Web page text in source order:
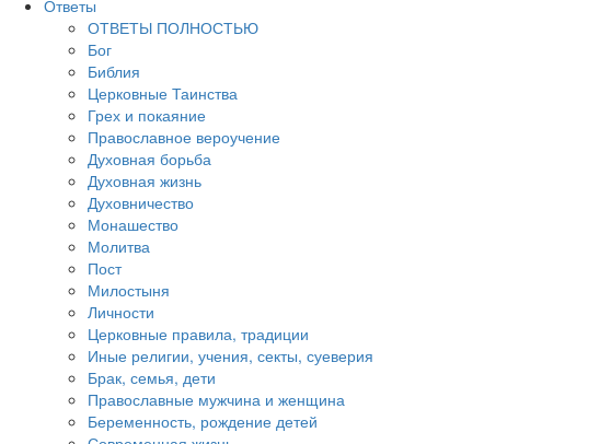
Ответы
ОТВЕТЫ ПОЛНОСТЬЮ
Бог
Библия
Церковные Таинства
Грех и покаяние
Православное вероучение
Духовная борьба
Духовная жизнь
Духовничество
Монашество
Молитва
Пост
Милостыня
Личности
Церковные правила, традиции
Иные религии, учения, секты, суеверия
Брак, семья, дети
Православные мужчина и женщина
Беременность, рождение детей